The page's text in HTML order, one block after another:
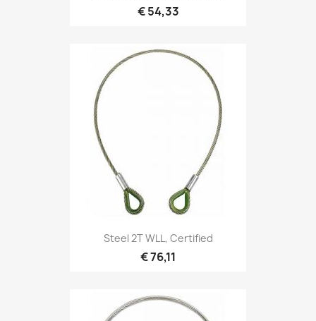
€ 54,33
 Snel bekijken
Steel 2T WLL, Certified
€ 76,11